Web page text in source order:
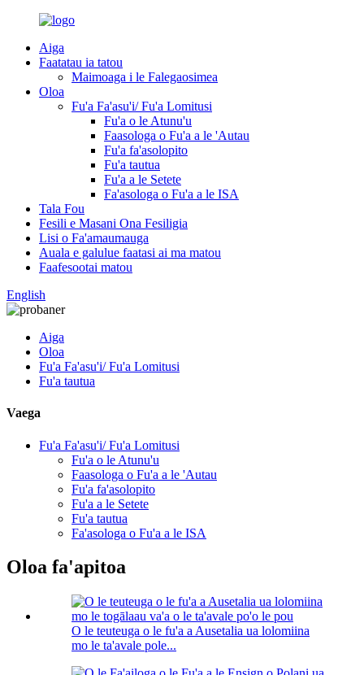
Aiga
Faatatau ia tatou
Maimoaga i le Falegaosimea
Oloa
Fu'a Fa'asu'i/ Fu'a Lomitusi
Fu'a o le Atunu'u
Faasologa o Fu'a a le 'Autau
Fu'a fa'asolopito
Fu'a tautua
Fu'a a le Setete
Fa'asologa o Fu'a a le ISA
Tala Fou
Fesili e Masani Ona Fesiligia
Lisi o Fa'amaumauga
Auala e galulue faatasi ai ma matou
Faafesootai matou
English
Aiga
Oloa
Fu'a Fa'asu'i/ Fu'a Lomitusi
Fu'a tautua
Vaega
Fu'a Fa'asu'i/ Fu'a Lomitusi
Fu'a o le Atunu'u
Faasologa o Fu'a a le 'Autau
Fu'a fa'asolopito
Fu'a a le Setete
Fu'a tautua
Fa'asologa o Fu'a a le ISA
Oloa fa'apitoa
O le teuteuga o le fu'a a Ausetalia ua lolomiina
mo le ta'avale pole...